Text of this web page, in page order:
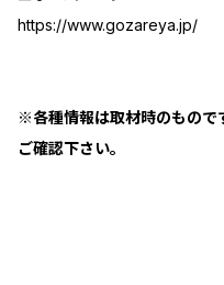
https://www.gozareya.jp/
※各種情報は取材時のもので
ご確認下さい。